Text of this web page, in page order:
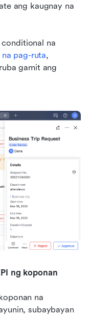
ang kaugnay na
na
pag-ruta,
gamit ang
ng koponan
na
subaybayan